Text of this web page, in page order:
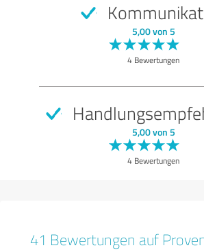
5,00 von 5
4 Bewertungen
5,00 von 5
4 Bewertungen
41 Bewertungen auf